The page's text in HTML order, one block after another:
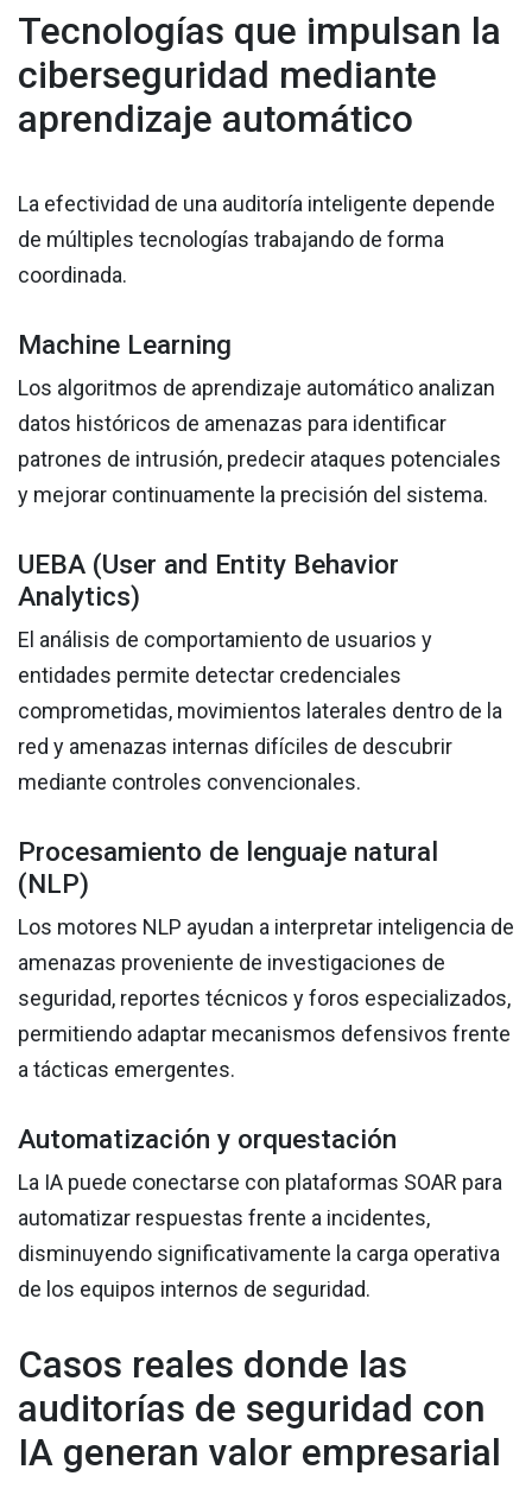
Tecnologías que impulsan la
ciberseguridad mediante
aprendizaje automático
La efectividad de una auditoría inteligente depende
de múltiples tecnologías trabajando de forma
coordinada.
Machine Learning
Los algoritmos de aprendizaje automático analizan
datos históricos de amenazas para identificar
patrones de intrusión, predecir ataques potenciales
y mejorar continuamente la precisión del sistema.
UEBA (User and Entity Behavior
Analytics)
El análisis de comportamiento de usuarios y
entidades permite detectar credenciales
comprometidas, movimientos laterales dentro de la
red y amenazas internas difíciles de descubrir
mediante controles convencionales.
Procesamiento de lenguaje natural
(NLP)
Los motores NLP ayudan a interpretar inteligencia de
amenazas proveniente de investigaciones de
seguridad, reportes técnicos y foros especializados,
permitiendo adaptar mecanismos defensivos frente
a tácticas emergentes.
Automatización y orquestación
La IA puede conectarse con plataformas SOAR para
automatizar respuestas frente a incidentes,
disminuyendo significativamente la carga operativa
de los equipos internos de seguridad.
Casos reales donde las
auditorías de seguridad con
IA generan valor empresarial